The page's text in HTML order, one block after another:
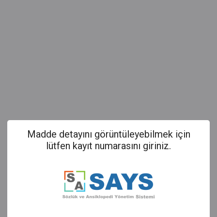
Madde detayını görüntüleyebilmek için
lütfen kayıt numarasını giriniz.